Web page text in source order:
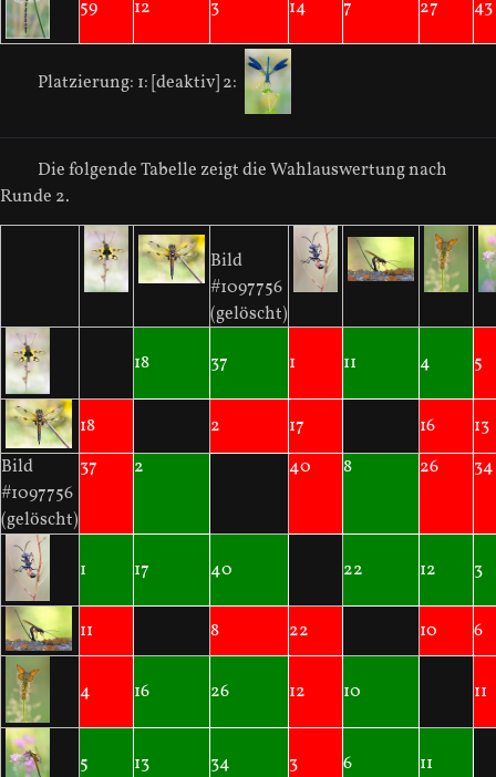
59 12 3 14 7 27 43
Platzierung: 1: [deaktiv] 2:
Die folgende Tabelle zeigt die Wahlauswertung nach
Runde 2.
Bild
#1097756
(gelöscht)
18
37 1 11 4 5
18 2 17 16
13
Bild
#1097756
(gelöscht)
37 2 40 8 26 34
1 17 40 22 12 3
11 8 22 10 6
4 16 26 12 10 11
5 13 34 3 6 11